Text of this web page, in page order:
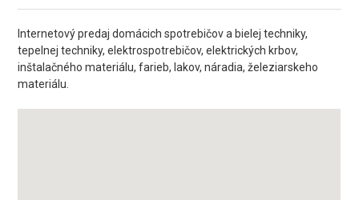
Internetový predaj domácich spotrebičov a bielej techniky,
tepelnej techniky, elektrospotrebičov, elektrických krbov,
inštalačného materiálu, farieb, lakov, náradia, železiarskeho
materiálu.